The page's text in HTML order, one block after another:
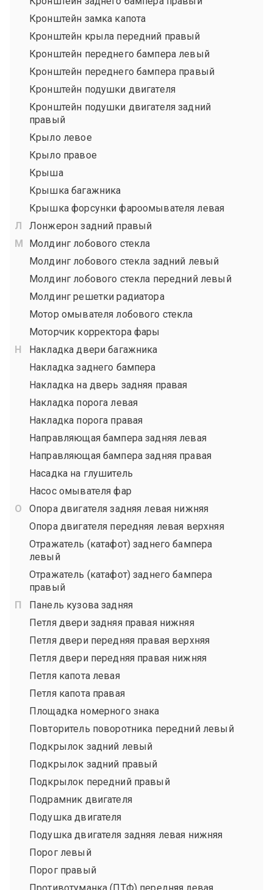
Кронштейн замка капота
Кронштейн крыла передний правый
Кронштейн переднего бампера левый
Кронштейн переднего бампера правый
Кронштейн подушки двигателя
Кронштейн подушки двигателя задний
правый
Крыло левое
Крыло правое
Крыша
Крышка багажника
Крышка форсунки фароомывателя левая
Лонжерон задний правый
Молдинг лобового стекла
Молдинг лобового стекла задний левый
Молдинг лобового стекла передний левый
Молдинг решетки радиатора
Мотор омывателя лобового стекла
Моторчик корректора фары
Накладка двери багажника
Накладка заднего бампера
Накладка на дверь задняя правая
Накладка порога левая
Накладка порога правая
Направляющая бампера задняя левая
Направляющая бампера задняя правая
Насадка на глушитель
Насос омывателя фар
Опора двигателя задняя левая нижняя
Опора двигателя передняя левая верхняя
Отражатель (катафот) заднего бампера
левый
Отражатель (катафот) заднего бампера
правый
Панель кузова задняя
Петля двери задняя правая нижняя
Петля двери передняя правая верхняя
Петля двери передняя правая нижняя
Петля капота левая
Петля капота правая
Площадка номерного знака
Повторитель поворотника передний левый
Подкрылок задний левый
Подкрылок задний правый
Подкрылок передний правый
Подрамник двигателя
Подушка двигателя
Подушка двигателя задняя левая нижняя
Порог левый
Порог правый